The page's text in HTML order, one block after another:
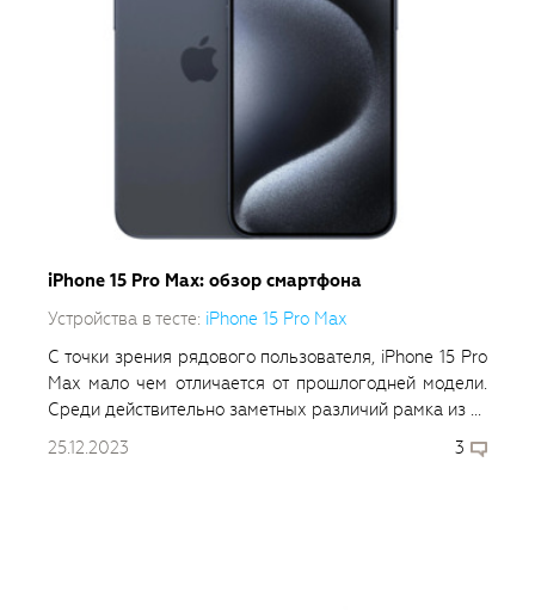
iPhone 15 Pro Max: обзор смартфона
Устройства в тесте: iPhone 15 Pro Max
С точки зрения рядового пользователя, iPhone 15 Pro
Max мало чем отличается от прошлогодней модели.
Среди действительно заметных различий рамка из ...
25.12.2023
3